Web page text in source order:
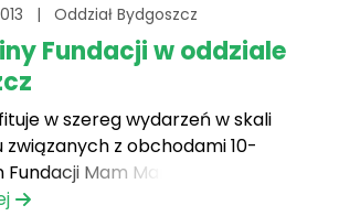
| Oddział Bydgoszcz
Fundacji w oddziale
w szereg wydarzeń w skali
związanych z obchodami 10-
Mam Marzenie.